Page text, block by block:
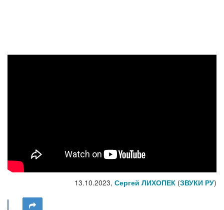
13.10.2023, Сергей ЛИХОПЕК (ЗВУКИ РУ)